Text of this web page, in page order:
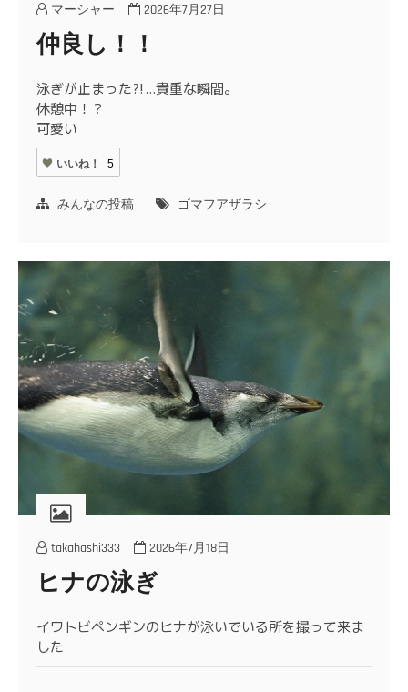
マーシャー 2026年7月27日
仲良し！！
泳ぎが止まった⁈…貴重な瞬間。
休憩中！？
可愛い
いいね！ 5
みんなの投稿 ゴマフアザラシ
takahashi333 2026年7月18日
ヒナの泳ぎ
イワトビペンギンのヒナが泳いでいる所を撮って来ま
した